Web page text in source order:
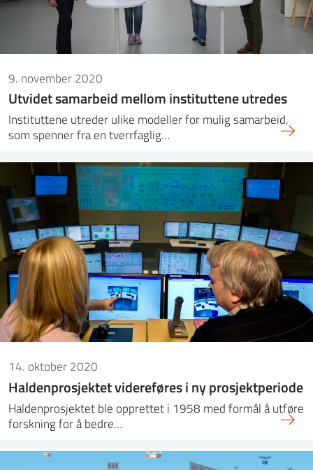
9. november 2020
Utvidet samarbeid mellom instituttene utredes
Instituttene utreder ulike modeller for mulig samarbeid,
som spenner fra en tverrfaglig…
14. oktober 2020
Haldenprosjektet videreføres i ny prosjektperiode
Haldenprosjektet ble opprettet i 1958 med formål å utføre
forskning for å bedre…